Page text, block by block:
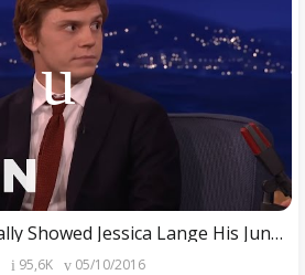
Evan Peters Accidentally Showed Jessica Lange His Junk | CONAN on TBS
95,6K 05/10/2016